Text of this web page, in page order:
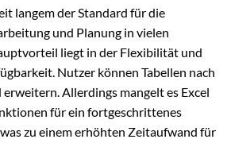
langem der Standard für die
und Planung in vielen
liegt in der Flexibilität und
Nutzer können Tabellen nach
erweitern. Allerdings mangelt es Excel
für ein fortgeschrittenes
zu einem erhöhten Zeitaufwand für